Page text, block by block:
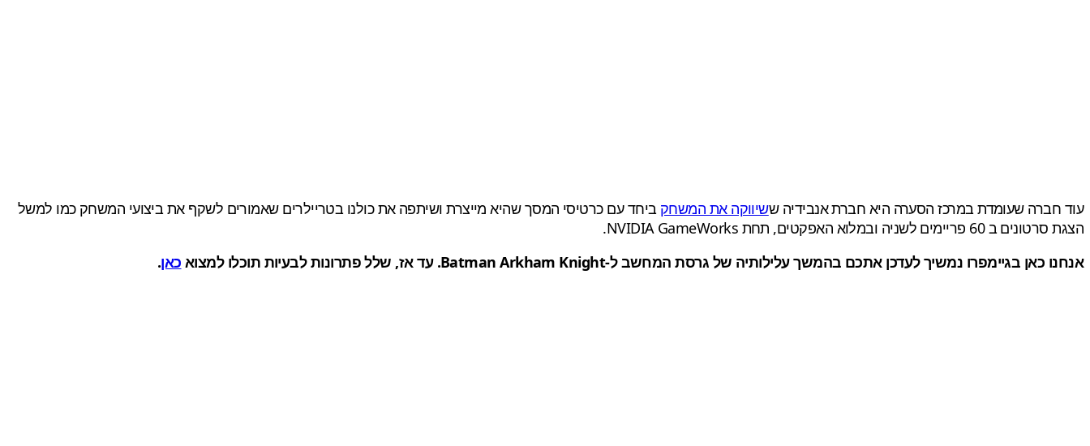
עוד חברה שעומדת במרכז הסערה היא חברת אנבידיה ששיווקה את המשחק ביחד עם כרטיסי המסך שהיא מייצרת ושיתפה את כולנו בטריילרים שאמורים לשקף את ביצועי המשחק כמו למשל
הצגת סרטונים ב 60 פריימים לשניה ובמלוא האפקטים, תחת NVIDIA GameWorks.
אנחנו כאן בגיימפרו נמשיך לעדכן אתכם בהמשך עלילותיה של גרסת המחשב ל-Batman Arkham Knight. עד אז, שלל פתרונות לבעיות תוכלו למצוא
כאן.